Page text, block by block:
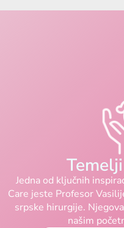
Jedna od ključnih
Care jeste Profesor
srpske hirurgije.
našim